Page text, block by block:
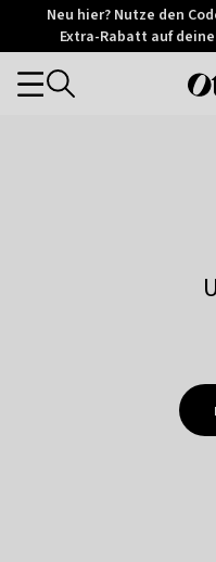
Otrium
Trustpilot
Neu hier? Nutze den
Extra-Rabatt auf
Categories